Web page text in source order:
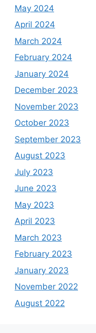
May 2024
April 2024
March 2024
February 2024
January 2024
December 2023
November 2023
October 2023
September 2023
August 2023
July 2023
June 2023
May 2023
April 2023
March 2023
February 2023
January 2023
November 2022
August 2022